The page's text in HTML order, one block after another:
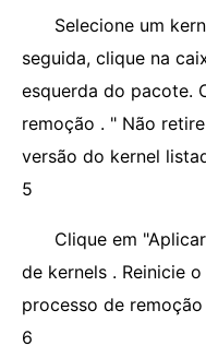
Selecione um
seguida, clique na
esquerda do pacote.
remoção . " Não
versão do kernel
5
Clique em
de kernels . Reinicie
processo de
6